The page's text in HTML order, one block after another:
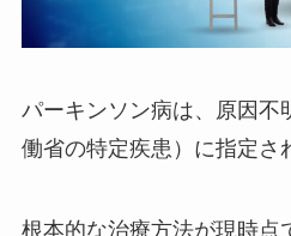
パーキンソン病は、原因不
働省の特定疾患）に指定さ
根本的な治療方法が現時点